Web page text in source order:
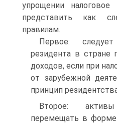
упрощении
представить как
правилам.
Первое:
резидента в стране
доходов, если при
от зарубежной
принцип
Второе: активы
перемещать в форме